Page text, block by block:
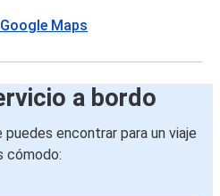
Maps
a bordo
encontrar para un viaje
cómodo: